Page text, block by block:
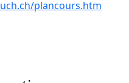
plancours.htm